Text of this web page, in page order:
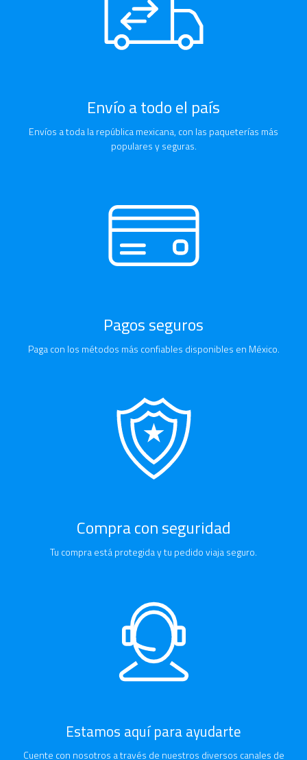
Envío a todo el país
Envíos a toda la república mexicana, con las paqueterías más
populares y seguras.
Pagos seguros
Paga con los métodos más confiables disponibles en México.
Compra con seguridad
Tu compra está protegida y tu pedido viaja seguro.
Estamos aquí para ayudarte
Cuente con nosotros a través de nuestros diversos canales de